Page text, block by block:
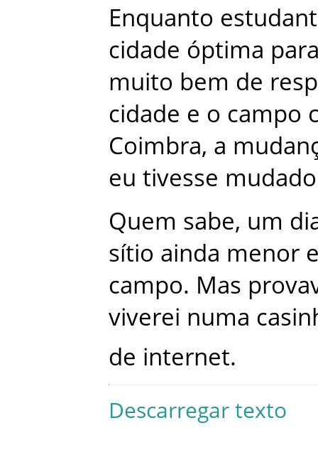
Enquanto
cidade óptima
muito bem de
cidade e o campo
Coimbra, a
eu tivesse mudado
Quem sabe, um
sítio ainda menor
campo. Mas
viverei numa
de internet.
Descarregar texto